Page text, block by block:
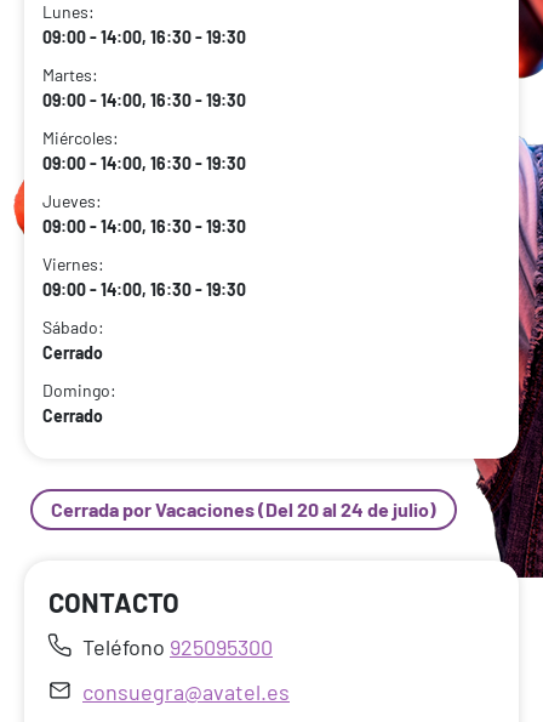
Lunes:
09:00 - 14:00, 16:30 - 19:30
Martes:
09:00 - 14:00, 16:30 - 19:30
Miércoles:
09:00 - 14:00, 16:30 - 19:30
Jueves:
09:00 - 14:00, 16:30 - 19:30
Viernes:
09:00 - 14:00, 16:30 - 19:30
Sábado:
Cerrado
Domingo:
Cerrado
Cerrada por Vacaciones (Del 20 al 24 de julio)
CONTACTO
Teléfono 925095300
consuegra@avatel.es